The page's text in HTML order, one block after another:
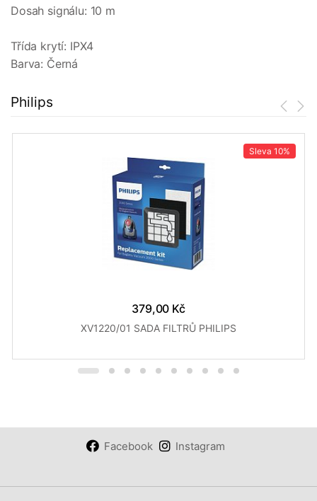
Dosah signálu: 10 m
Třída krytí: IPX4
Barva: Černá
Philips
Sleva 10%
379,00 Kč
XV1220/01 SADA FILTRŮ PHILIPS
Facebook Instagram